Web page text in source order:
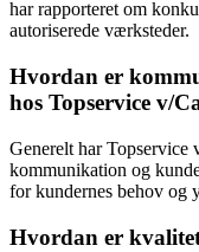
har rapporteret om
autoriserede værksteder.
Hvordan er
hos Topservice v/
Generelt har Topservice
kommunikation og
for kundernes behov og
Hvordan er